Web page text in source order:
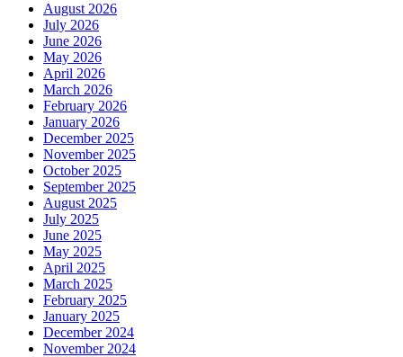
August 2026
July 2026
June 2026
May 2026
April 2026
March 2026
February 2026
January 2026
December 2025
November 2025
October 2025
September 2025
August 2025
July 2025
June 2025
May 2025
April 2025
March 2025
February 2025
January 2025
December 2024
November 2024